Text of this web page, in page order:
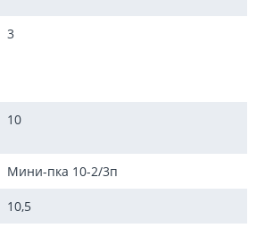
3
10
Мини-пка 10-2/3п
10,5